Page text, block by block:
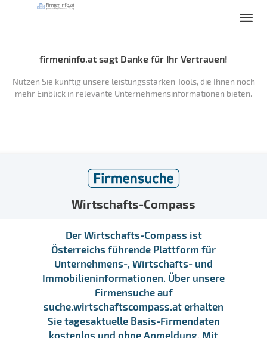
firmeninfo.at sagt Danke für Ihr Vertrauen!
Nutzen Sie künftig unsere leistungsstarken Tools, die Ihnen noch
mehr Einblick in relevante Unternehmensinformationen bieten.
Wirtschafts-Compass
Der Wirtschafts-Compass ist
Österreichs führende Plattform für
Unternehmens-, Wirtschafts- und
Immobilieninformationen. Über unsere
Firmensuche auf
suche.wirtschaftscompass.at erhalten
Sie tagesaktuelle Basis-Firmendaten
kostenlos und ohne Anmeldung. Mit